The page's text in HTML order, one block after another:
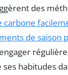
des
de saison
habitudes